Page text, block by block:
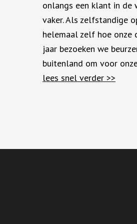
onlangs een klant in de
vaker. Als zelfstandige
helemaal zelf hoe onze
jaar bezoeken we
buitenland om voor
lees snel verder >>